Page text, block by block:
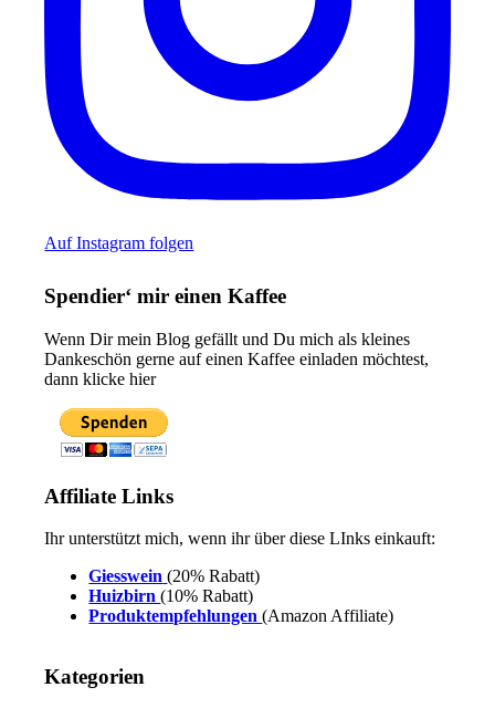
Auf Instagram folgen
Spendier‘ mir einen Kaffee
Wenn Dir mein Blog gefällt und Du mich als kleines
Dankeschön gerne auf einen Kaffee einladen möchtest,
dann klicke hier
Affiliate Links
Ihr unterstützt mich, wenn ihr über diese LInks einkauft:
Giesswein (20% Rabatt)
Huizbirn(10% Rabatt)
Produktempfehlungen(Amazon Affiliate)
Kategorien